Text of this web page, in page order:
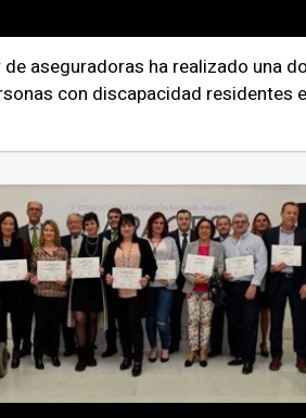
de aseguradoras ha realizado una
con discapacidad residentes